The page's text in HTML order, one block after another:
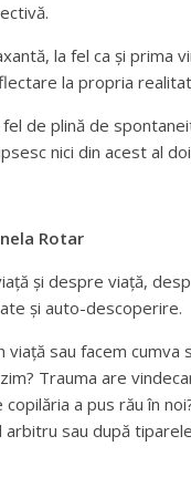
la fel ca și prima
la propria
fel de plină de
nici din acest al
Rotar
și despre viață,
și auto-descoperire.
viață sau facem cumva
Trauma are
copilăria a pus rău în
arbitru sau după